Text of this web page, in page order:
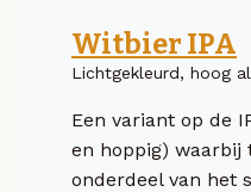
Witbier IPA
Lichtgekleurd, hoog
Een variant op de
en hoppig) waarbij
onderdeel van het